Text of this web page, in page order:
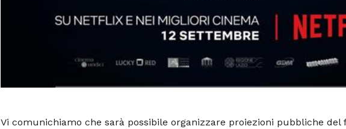
Vi comunichiamo che sarà possibile organizzare proiezioni pubbliche del